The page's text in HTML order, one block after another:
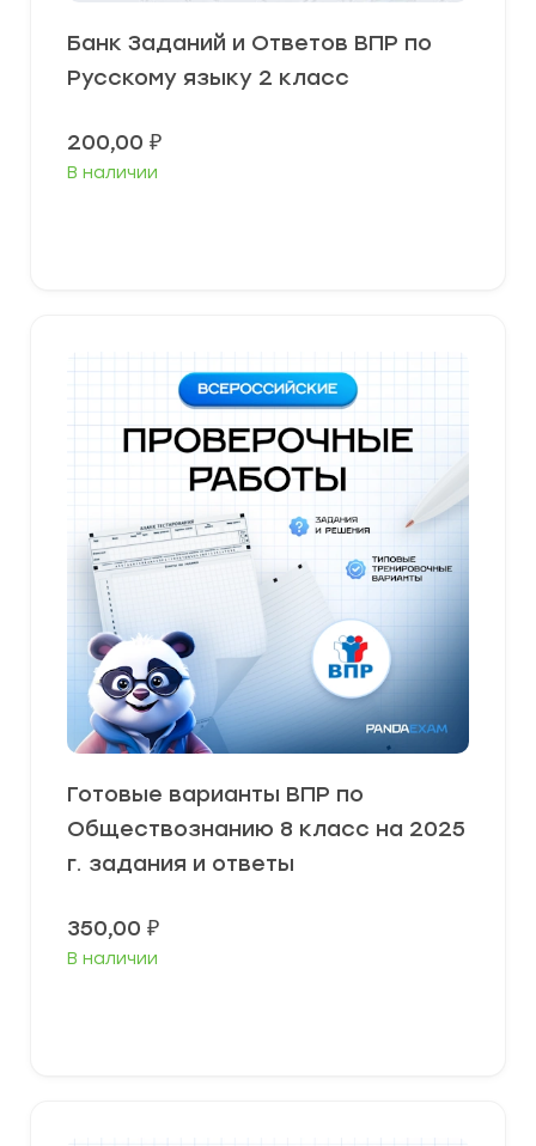
Банк Заданий и Ответов ВПР по
Русскому языку 2 класс
200,00 ₽
В наличии
Готовые варианты ВПР по
Обществознанию 8 класс на 2025
г. задания и ответы
350,00 ₽
В наличии